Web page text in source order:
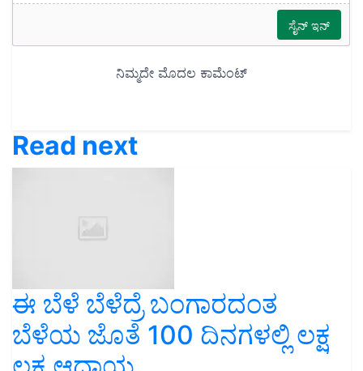
Read next
ಈ ಬೆಳೆ ಬೆಳೆದ್ರೆ ಬಂಗಾರದಂತ
ಬೆಳೆಯ ಜೊತೆ 100 ದಿನಗಳಲ್ಲಿ ಲಕ್ಷ